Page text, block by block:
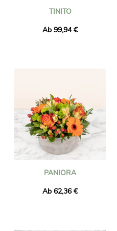
TINITO
Ab 99,94 €
PANIORA
Ab 62,36 €